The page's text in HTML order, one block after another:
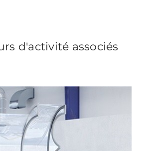
d'activité associés